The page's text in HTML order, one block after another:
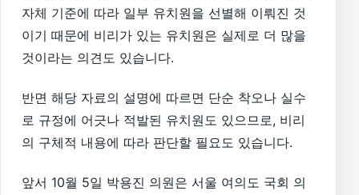
자체 기준에 따라 일부 유치원을 선별해 이뤄진 것
이기 때문에 비리가 있는 유치원은 실제로 더 많을
것이라는 의견도 있습니다.
반면 해당 자료의 설명에 따르면 단순 착오나 실수
로 규정에 어긋나 적발된 유치원도 있으므로, 비리
의 구체적 내용에 따라 판단할 필요도 있습니다.
앞서 10월 5일 박용진 의원은 서울 여의도 국회 의